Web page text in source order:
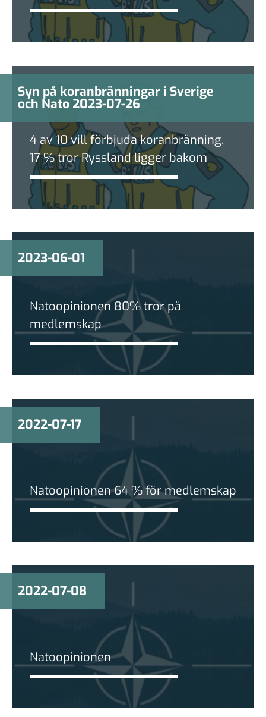
Syn på koranbränningar i Sverige
och Nato 2023-07-26
4 av 10 vill förbjuda koranbränning.
17 % tror Ryssland ligger bakom
2023-06-01
Natoopinionen 80% tror på
medlemskap
2022-07-17
Natoopinionen 64 % för medlemskap
2022-07-08
Natoopinionen